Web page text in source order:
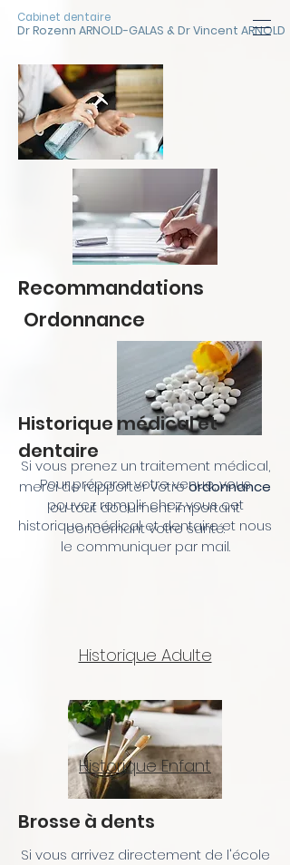
Dr Rozenn ARNOLD-GALAS & Dr Vincent ARNOLD
Cabinet dentaire
Ordonnance
Si vous prenez un traitement médical,
merci de rapporter votreordonnance
ou tout document important
concernant votre santé.
Brosse à dents
Si vous arrivez directement de l'école
Recommandations
Historique médical et
dentaire
Pour préparer votre venue, vous
pouvez remplir chez vous cet
historique médical et dentaire et nous
le communiquer par mail.
Historique Adulte
Historique Enfant